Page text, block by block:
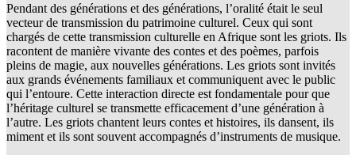
Pendant des générations et des générations, l’oralité était le seul
vecteur de transmission du patrimoine culturel. Ceux qui sont
chargés de cette transmission culturelle en Afrique sont les griots. Ils
racontent de manière vivante des contes et des poèmes, parfois
pleins de magie, aux nouvelles générations. Les griots sont invités
aux grands événements familiaux et communiquent avec le public
qui l’entoure. Cette interaction directe est fondamentale pour que
l’héritage culturel se transmette efficacement d’une génération à
l’autre. Les griots chantent leurs contes et histoires, ils dansent, ils
miment et ils sont souvent accompagnés d’instruments de musique.